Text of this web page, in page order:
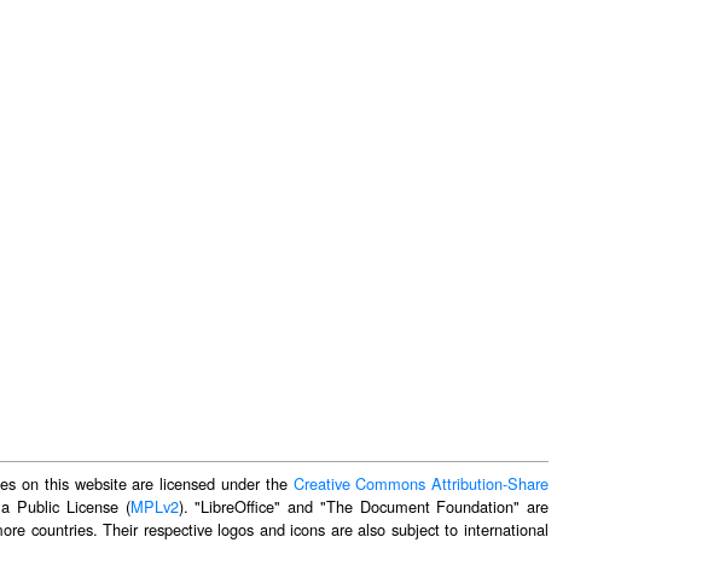
on this website are licensed under the Creative Commons Attribution-Share
Public License (MPLv2). "LibreOffice" and "The Document Foundation" are
countries. Their respective logos and icons are also subject to international